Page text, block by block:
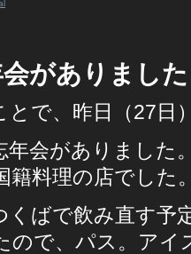
がありました
とで、昨日（27日
年会がありました
籍料理の店でした
くばで飲み直す予
ので、パス。ア